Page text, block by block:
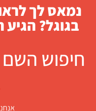
נמאס לך
בגוגל?
חיפוש השם